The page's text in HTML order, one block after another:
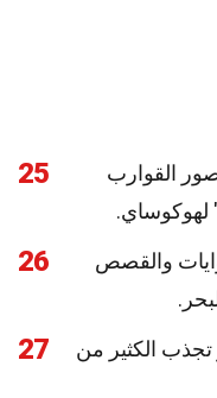
25
القوارب
لهوكوساي.
26
والقصص
27
تجذب الكثير من